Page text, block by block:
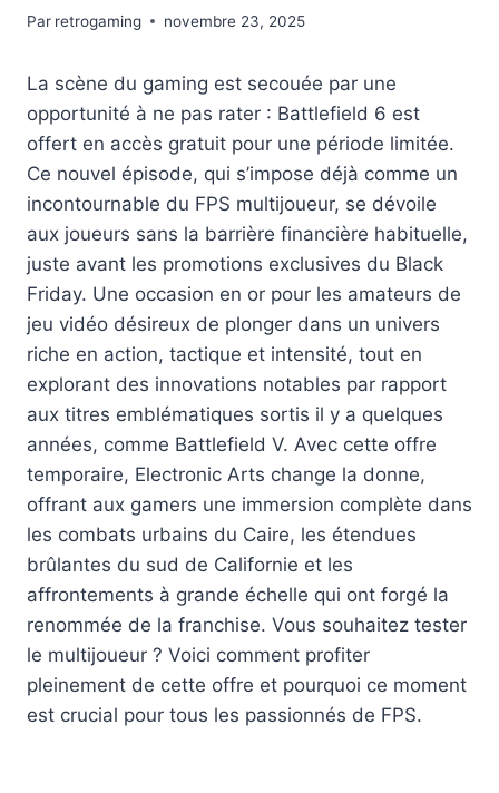
Par retrogaming novembre 23, 2025
La scène du gaming est secouée par une
opportunité à ne pas rater : Battlefield 6 est
offert en accès gratuit pour une période limitée.
Ce nouvel épisode, qui s’impose déjà comme un
incontournable du FPS multijoueur, se dévoile
aux joueurs sans la barrière financière habituelle,
juste avant les promotions exclusives du Black
Friday. Une occasion en or pour les amateurs de
jeu vidéo désireux de plonger dans un univers
riche en action, tactique et intensité, tout en
explorant des innovations notables par rapport
aux titres emblématiques sortis il y a quelques
années, comme Battlefield V. Avec cette offre
temporaire, Electronic Arts change la donne,
offrant aux gamers une immersion complète dans
les combats urbains du Caire, les étendues
brûlantes du sud de Californie et les
affrontements à grande échelle qui ont forgé la
renommée de la franchise. Vous souhaitez tester
le multijoueur ? Voici comment profiter
pleinement de cette offre et pourquoi ce moment
est crucial pour tous les passionnés de FPS.